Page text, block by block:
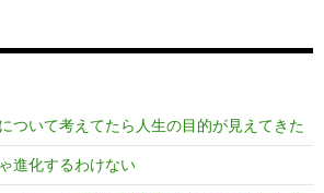
ついて考えてたら人生の目的が見えてきた
進化するわけない